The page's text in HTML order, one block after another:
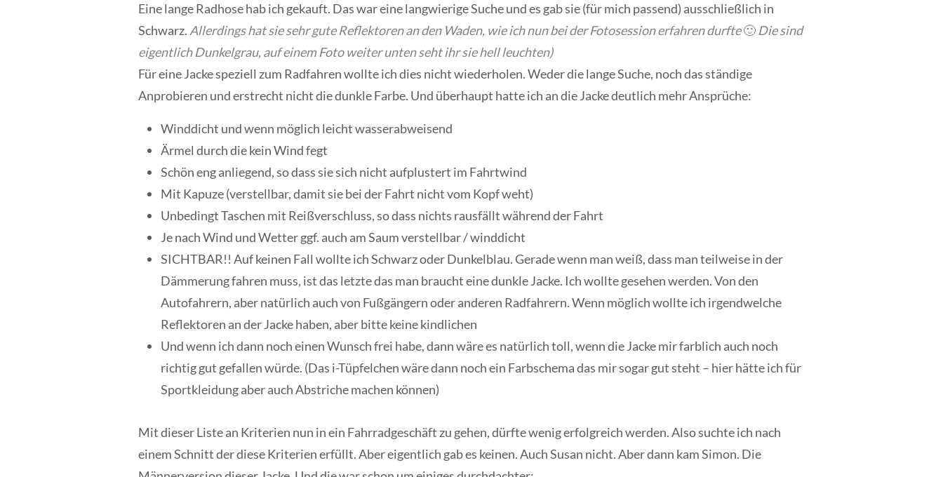
Eine lange Radhose hab ich gekauft. Das war eine langwierige Suche und es gab sie (für mich passend) ausschließlich in
Schwarz. Allerdings hat sie sehr gute Reflektoren an den Waden, wie ich nun bei der Fotosession erfahren durfte🙂 Die sind
eigentlich Dunkelgrau, auf einem Foto weiter unten seht ihr sie hell leuchten)
Für eine Jacke speziell zum Radfahren wollte ich dies nicht wiederholen. Weder die lange Suche, noch das ständige
Anprobieren und erstrecht nicht die dunkle Farbe. Und überhaupt hatte ich an die Jacke deutlich mehr Ansprüche:
Winddicht und wenn möglich leicht wasserabweisend
Ärmel durch die kein Wind fegt
Schön eng anliegend, so dass sie sich nicht aufplustert im Fahrtwind
Mit Kapuze (verstellbar, damit sie bei der Fahrt nicht vom Kopf weht)
Unbedingt Taschen mit Reißverschluss, so dass nichts rausfällt während der Fahrt
Je nach Wind und Wetter ggf. auch am Saum verstellbar / winddicht
SICHTBAR!! Auf keinen Fall wollte ich Schwarz oder Dunkelblau. Gerade wenn man weiß, dass man teilweise in der
Dämmerung fahren muss, ist das letzte das man braucht eine dunkle Jacke. Ich wollte gesehen werden. Von den
Autofahrern, aber natürlich auch von Fußgängern oder anderen Radfahrern. Wenn möglich wollte ich irgendwelche
Reflektoren an der Jacke haben, aber bitte keine kindlichen
Und wenn ich dann noch einen Wunsch frei habe, dann wäre es natürlich toll, wenn die Jacke mir farblich auch noch
richtig gut gefallen würde. (Das i-Tüpfelchen wäre dann noch ein Farbschema das mir sogar gut steht – hier hätte ich für
Sportkleidung aber auch Abstriche machen können)
Mit dieser Liste an Kriterien nun in ein Fahrradgeschäft zu gehen, dürfte wenig erfolgreich werden. Also suchte ich nach
einem Schnitt der diese Kriterien erfüllt. Aber eigentlich gab es keinen. Auch Susan nicht. Aber dann kam Simon. Die